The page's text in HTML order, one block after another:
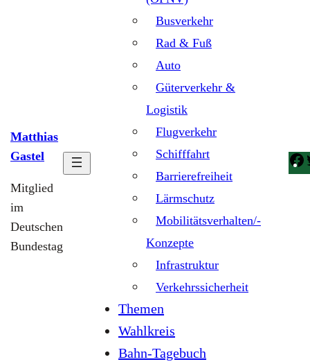
Matthias
Gastel
Mitglied
im
Deutschen
Bundestag
Busverkehr
Rad & Fuß
Auto
Güterverkehr &
Logistik
Flugverkehr
Schifffahrt
Barrierefreiheit
Lärmschutz
Mobilitätsverhalten/-
Konzepte
Infrastruktur
Verkehrssicherheit
Themen
Wahlkreis
Bahn-Tagebuch